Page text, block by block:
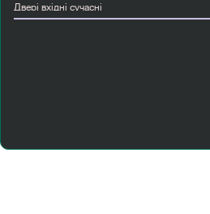
Двері вхідні сучасні
Міжкімнатні ламіновані двері